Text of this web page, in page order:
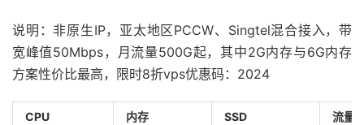
说明：非原生IP，亚太地区PCCW、Singtel混合接入，带
宽峰值50Mbps，月流量500G起，其中2G内存与6G内存
方案性价比最高，限时8折vps优惠码：2024
CPU 内存 SSD 流量